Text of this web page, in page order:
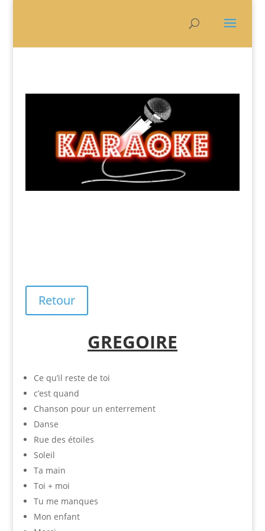
Retour
GREGOIRE
Ce qu’il reste de toi
c’est quand
Chanson pour un enterrement
Danse
Rue des étoiles
Soleil
Ta main
Toi + moi
Tu me manques
Mon enfant